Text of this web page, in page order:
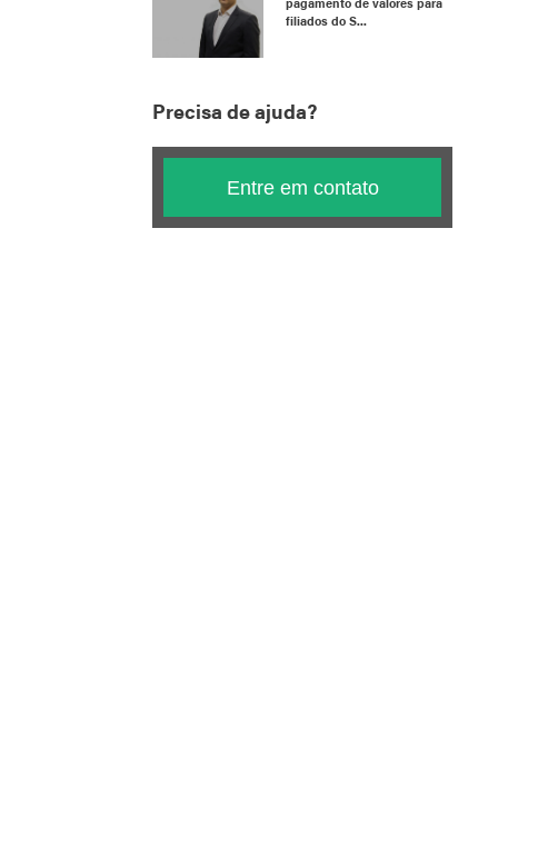
filiados do S...
Precisa de ajuda?
Entre em contato